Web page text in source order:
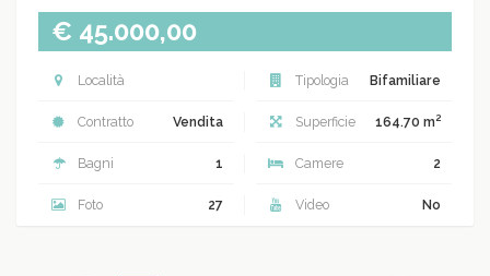
€ 45.000,00
Località Tipologia Bifamiliare
Contratto Vendita Superficie 164.70 m2
Bagni 1 Camere 2
Foto 27 Video No